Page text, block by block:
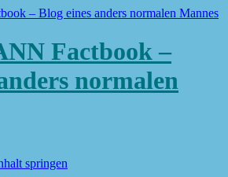
Factbook –
normalen
springen